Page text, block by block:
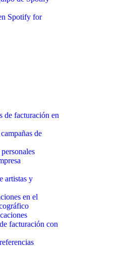
Spotify for
de facturación en
de
artistas y
en el
facturación con